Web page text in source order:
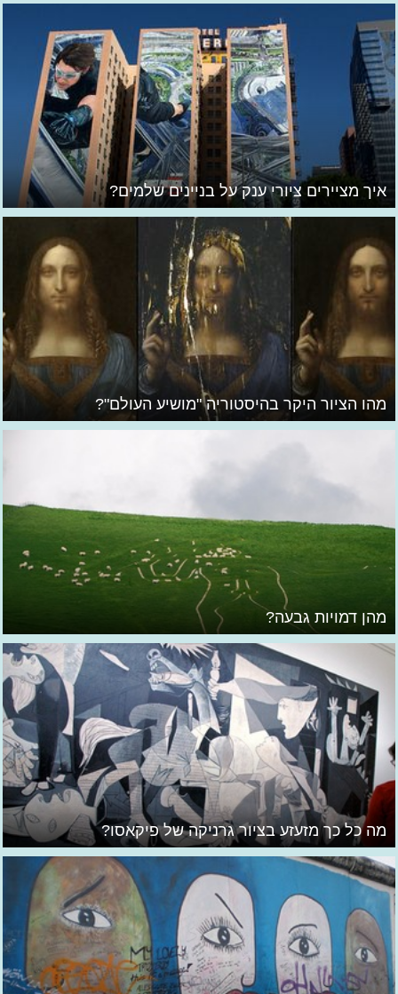
איך מציירים ציורי ענק על בניינים שלמים?
מהו הציור היקר בהיסטוריה "מושיע העולם"?
מהן דמויות גבעה?
מה כל כך מזעזע בציור גרניקה של פיקאסו?